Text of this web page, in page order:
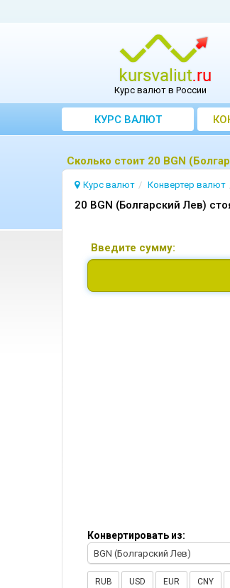
Курс валют в России
КУРС ВАЛЮТ
Сколько стоит 20 BGN
Курс валют Конвертер валют
20 BGN (Болгарский Лев)
Введите сумму:
Конвертировать из:
BGN (Болгарский Лев)
RUB USD EUR CNY